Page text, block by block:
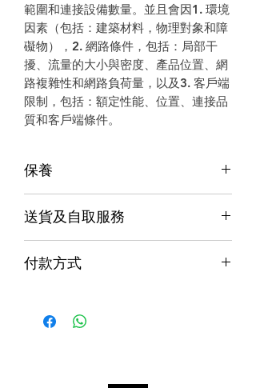
範圍和連接設備數量。並且會因1. 環境
因素（包括：建築材料，物理對象和障
礙物），2. 網路條件，包括：局部干
擾、流量的大小與密度、產品位置、網
路複雜性和網路負荷量，以及3. 客戶端
限制，包括：額定性能、位置、連接品
質和客戶端條件。
保養
香港行貨;香港代理提供本地保養和維
物保障 (不包括人為損壞並須要保留完
送貨及自取服務
本地速遞
順豐到付/自取點
付款方式
Alipay支付寶 / WeChat Pay微信支付 /
Octopus八達通 / Fps轉數快